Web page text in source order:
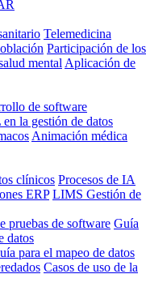
Telemedicina
Participación de los
mental Aplicación de
de software
la gestión de datos
Animación médica
clínicos Procesos de IA
ERP LIMS Gestión de
pruebas de software Guía
datos
para el mapeo de datos
Casos de uso de la